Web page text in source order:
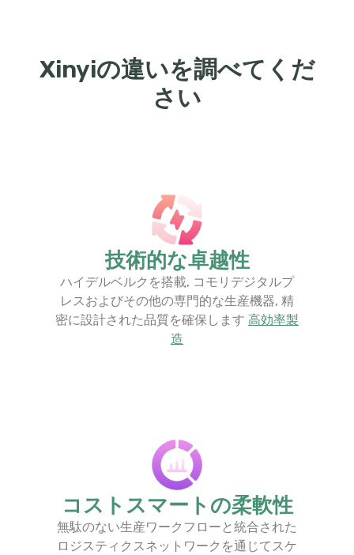
Xinyiの違いを調べてくだ
さい
技術的な卓越性
ハイデルベルクを搭載, コモリデジタルプ
レスおよびその他の専門的な生産機器, 精
密に設計された品質を確保します 高効率製
造
コストスマートの柔軟性
無駄のない生産ワークフローと統合された
ロジスティクスネットワークを通じてスケ